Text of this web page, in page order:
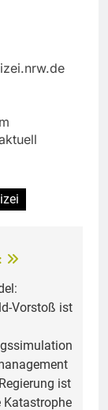
Vorstoß ist
ist
Katastrophe